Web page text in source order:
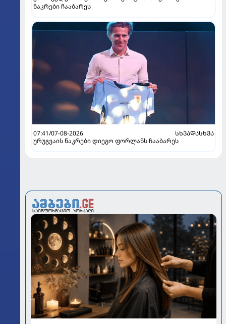
ნაკრები ჩააბარეს
07:41/07-08-2026
ᲡᲮᲕᲐᲓᲐᲡᲮᲕᲐ
ურუგვაის ნაკრები დიეგო ფორლანს ჩააბარეს